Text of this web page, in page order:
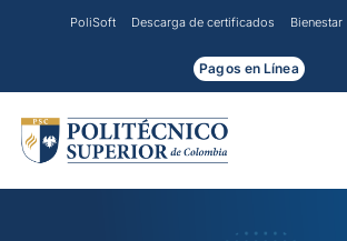
PoliSoft Descarga de certificados Bienestar
Pagos en Línea